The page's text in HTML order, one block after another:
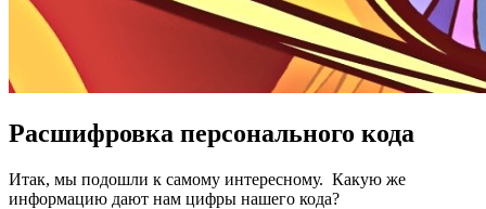
Расшифровка персонального кода
Итак, мы подошли к самому интересному. Какую же
информацию дают нам цифры нашего кода?